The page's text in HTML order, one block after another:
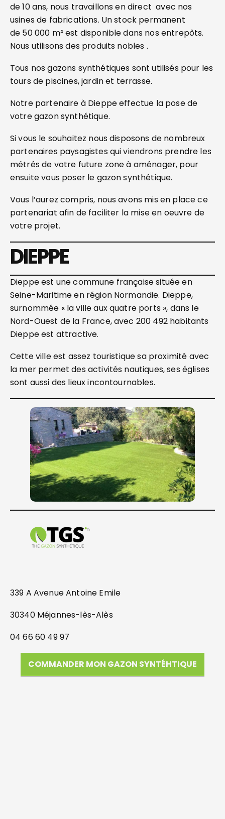
de 10 ans, nous travaillons en direct avec nos
usines de fabrications. Un stock permanent
de 50 000 m² est disponible dans nos entrepôts.
Nous utilisons des produits nobles .
Tous nos gazons synthétiques sont utilisés pour les
tours de piscines, jardin et terrasse.
Notre partenaire à Dieppe effectue la pose de
votre gazon synthétique.
Si vous le souhaitez nous disposons de nombreux
partenaires paysagistes qui viendrons prendre les
métrés de votre future zone à aménager, pour
ensuite vous poser le gazon synthétique.
Vous l’aurez compris, nous avons mis en place ce
partenariat afin de faciliter la mise en oeuvre de
votre projet.
DIEPPE
Dieppe est une commune française située en
Seine-Maritime en région Normandie. Dieppe,
surnommée « la ville aux quatre ports », dans le
Nord-Ouest de la France, avec 200 492 habitants
Dieppe est attractive.
Cette ville est assez touristique sa proximité avec
la mer permet des activités nautiques, ses églises
sont aussi des lieux incontournables.
339 A Avenue Antoine Emile
30340 Méjannes-lès-Alès
04 66 60 49 97
COMMANDER MON GAZON SYNTÉHTIQUE